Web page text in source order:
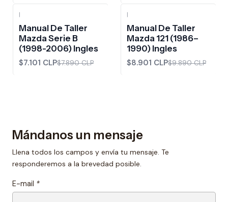
|
Manual De Taller
Mazda Serie B
(1998-2006) Ingles
$7.101 CLP$7.890 CLP
|
Manual De Taller
Mazda 121 (1986–
1990) Ingles
$8.901 CLP$9.890 CLP
Mándanos un mensaje
Llena todos los campos y envía tu mensaje. Te
responderemos a la brevedad posible.
E-mail *